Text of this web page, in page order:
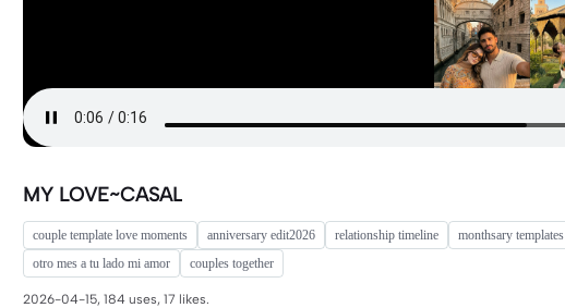
MY LOVE~CASAL
couple template love moments anniversary edit2026 relationship timeline monthsary templates
otro mes a tu lado mi amor
couples together
2026-04-15, 184 uses, 17 likes.